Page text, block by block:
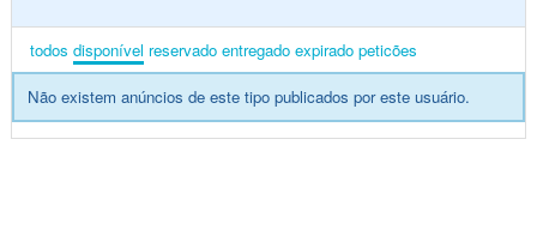
todos disponível reservado entregado expirado peticões
Não existem anúncios de este tipo publicados por este usuário.